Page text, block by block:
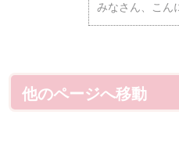
みなさん、こん